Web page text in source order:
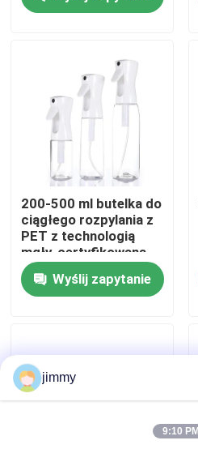
O nas
Wycieczka po fabryce
Kontrola jakości
Skontaktuj się z nami
Sprawy
osobistej
200-500 ml butelka do
ciągłego rozpylania z
PET z technologią
mgły, certyfikowana
REACH, kolorystyczne
Wyślij zapytanie
jimmy
9:10 PM